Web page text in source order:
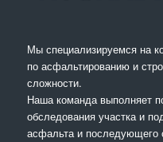
Мы специализируемся на
по асфальтированию и
сложности.
Наша команда выполняет
обследования участка и
асфальта и последующего